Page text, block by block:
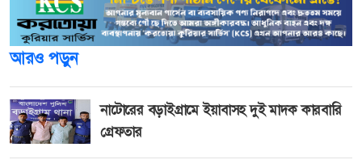
আরও পড়ুন
নাটোরের বড়াইগ্রামে ইয়াবাসহ দুই মাদক কারবারি
গ্রেফতার